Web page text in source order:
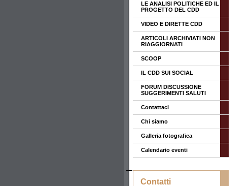
LE ANALISI POLITICHE ED IL
PROGETTO DEL CDD
VIDEO E DIRETTE CDD
ARTICOLI ARCHIVIATI NON
RIAGGIORNATI
SCOOP
IL CDD SUI SOCIAL
FORUM DISCUSSIONE
SUGGERIMENTI SALUTI
Contattaci
Chi siamo
Galleria fotografica
Calendario eventi
Contatti